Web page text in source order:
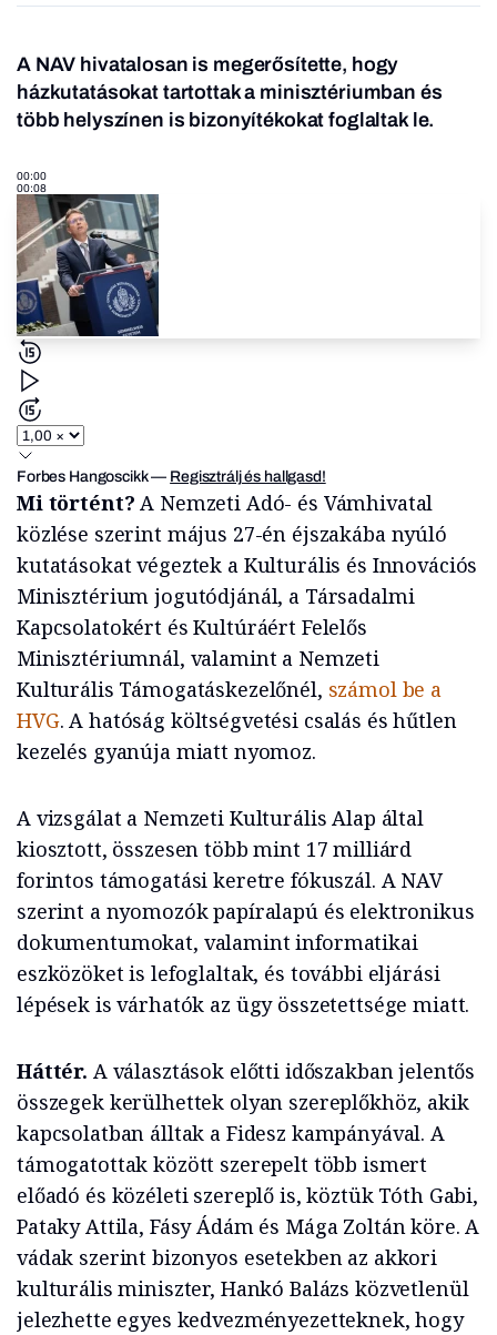
A NAV hivatalosan is megerősítette, hogy
házkutatásokat tartottak a minisztériumban és
több helyszínen is bizonyítékokat foglaltak le.
00:00
00:08
Forbes Hangoscikk— Regisztrálj és hallgasd!
Mi történt?A Nemzeti Adó- és Vámhivatal
közlése szerint május 27-én éjszakába nyúló
kutatásokat végeztek a Kulturális és Innovációs
Minisztérium jogutódjánál, a Társadalmi
Kapcsolatokért és Kultúráért Felelős
Minisztériumnál, valamint a Nemzeti
Kulturális Támogatáskezelőnél, számol be a
HVG. A hatóság költségvetési csalás és hűtlen
kezelés gyanúja miatt nyomoz.
A vizsgálat a Nemzeti Kulturális Alap által
kiosztott, összesen több mint 17 milliárd
forintos támogatási keretre fókuszál. A NAV
szerint a nyomozók papíralapú és elektronikus
dokumentumokat, valamint informatikai
eszközöket is lefoglaltak, és további eljárási
lépések is várhatók az ügy összetettsége miatt.
Háttér. A választások előtti időszakban jelentős
összegek kerülhettek olyan szereplőkhöz, akik
kapcsolatban álltak a Fidesz kampányával. A
támogatottak között szerepelt több ismert
előadó és közéleti szereplő is, köztük Tóth Gabi,
Pataky Attila, Fásy Ádám és Mága Zoltán köre. A
vádak szerint bizonyos esetekben az akkori
kulturális miniszter, Hankó Balázs közvetlenül
jelezhette egyes kedvezményezetteknek, hogy